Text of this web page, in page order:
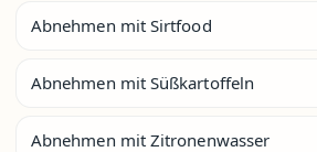
Abnehmen mit Sirtfood
Abnehmen mit Süßkartoffeln
Abnehmen mit Zitronenwasser